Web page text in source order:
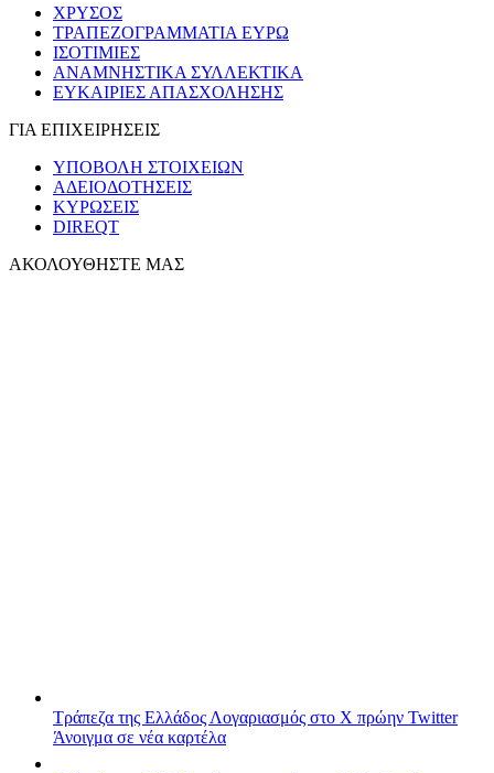
ΧΡΥΣΟΣ
ΤΡΑΠΕΖΟΓΡΑΜΜΑΤΙΑ ΕΥΡΩ
ΙΣΟΤΙΜΙΕΣ
ΑΝΑΜΝΗΣΤΙΚΑ ΣΥΛΛΕΚΤΙΚΑ
ΕΥΚΑΙΡΙΕΣ ΑΠΑΣΧΟΛΗΣΗΣ
ΓΙΑ ΕΠΙΧΕΙΡΗΣΕΙΣ
ΥΠΟΒΟΛΗ ΣΤΟΙΧΕΙΩΝ
ΑΔΕΙΟΔΟΤΗΣΕΙΣ
ΚΥΡΩΣΕΙΣ
DIREQT
ΑΚΟΛΟΥΘΗΣΤΕ ΜΑΣ
Τράπεζα της Ελλάδος Λογαριασμός στο X πρώην Twitter
Άνοιγμα σε νέα καρτέλα